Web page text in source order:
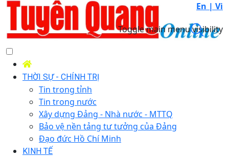
En | Vi
Toggle main menu visibility
THỜI SỰ - CHÍNH TRỊ
Tin trong tỉnh
Tin trong nước
Xây dựng Đảng - Nhà nước - MTTQ
Bảo vệ nền tảng tư tưởng của Đảng
Đạo đức Hồ Chí Minh
KINH TẾ